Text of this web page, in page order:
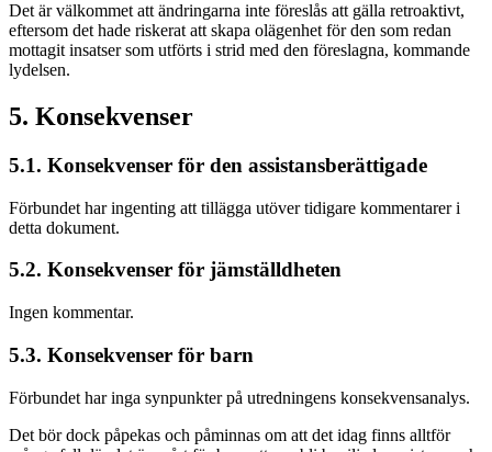
Det är välkommet att ändringarna inte föreslås att gälla retroaktivt,
eftersom det hade riskerat att skapa olägenhet för den som redan
mottagit insatser som utförts i strid med den föreslagna, kommande
lydelsen.
5. Konsekvenser
5.1. Konsekvenser för den assistansberättigade
Förbundet har ingenting att tillägga utöver tidigare kommentarer i
detta dokument.
5.2. Konsekvenser för jämställdheten
Ingen kommentar.
5.3. Konsekvenser för barn
Förbundet har inga synpunkter på utredningens konsekvensanalys.
Det bör dock påpekas och påminnas om att det idag finns alltför